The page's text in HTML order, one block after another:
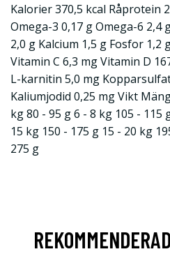
Kalorier 370,5 kcal Råprotein
Omega-3 0,17 g Omega-6 2,4
2,0 g Kalcium 1,5 g Fosfor 1,2
Vitamin C 6,3 mg Vitamin D
L-karnitin 5,0 mg
Kaliumjodid 0,25 mg Vikt
kg 80 - 95 g 6 - 8 kg 105 - 115
15 kg 150 - 175 g 15 - 20 kg
275 g